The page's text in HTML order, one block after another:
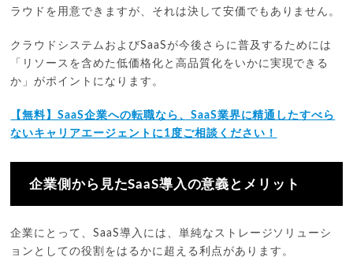
ラウドを用意できますが、それは決して安価でもありません。
クラウドシステムおよびSaaSが今後さらに普及するためには
「リソースを含めた低価格化と高品質化をいかに実現できる
か」がポイントになります。
【無料】SaaS企業への転職なら、SaaS業界に精通したすべら
ないキャリアエージェントに1度ご相談ください！
企業側から見たSaaS導入の意義とメリット
企業にとって、SaaS導入には、単純なストレージソリューシ
ョンとしての役割をはるかに超える利点があります。